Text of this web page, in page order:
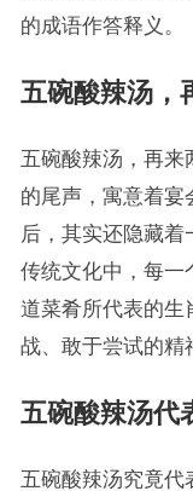
的成语作答释义。
五碗酸辣汤，
五碗酸辣汤，再来
的尾声，寓意着宴
后，其实还隐藏着
传统文化中，每一
道菜肴所代表的生
战、敢于尝试的精
五碗酸辣汤代
五碗酸辣汤究竟代